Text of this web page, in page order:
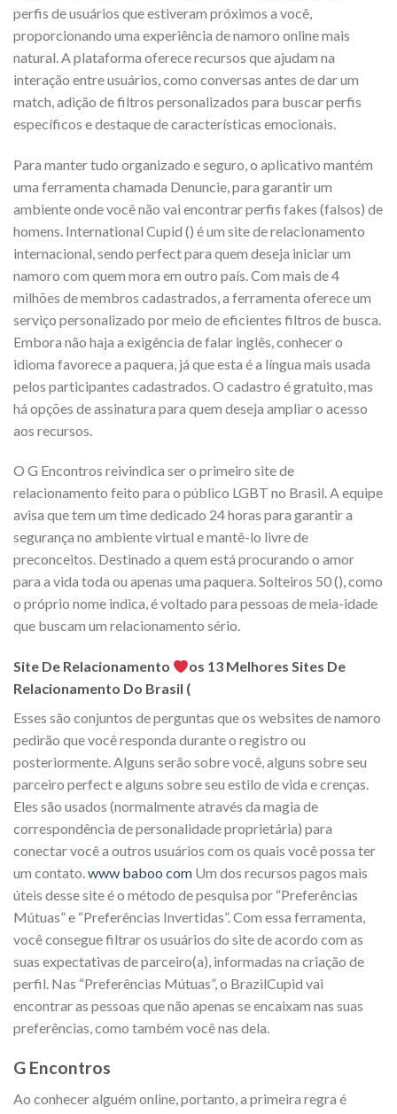
perfis de usuários que estiveram próximos a você,
proporcionando uma experiência de namoro online mais
natural. A plataforma oferece recursos que ajudam na
interação entre usuários, como conversas antes de dar um
match, adição de filtros personalizados para buscar perfis
específicos e destaque de características emocionais.
Para manter tudo organizado e seguro, o aplicativo mantém
uma ferramenta chamada Denuncie, para garantir um
ambiente onde você não vai encontrar perfis fakes (falsos) de
homens. International Cupid () é um site de relacionamento
internacional, sendo perfect para quem deseja iniciar um
namoro com quem mora em outro país. Com mais de 4
milhões de membros cadastrados, a ferramenta oferece um
serviço personalizado por meio de eficientes filtros de busca.
Embora não haja a exigência de falar inglês, conhecer o
idioma favorece a paquera, já que esta é a língua mais usada
pelos participantes cadastrados. O cadastro é gratuito, mas
há opções de assinatura para quem deseja ampliar o acesso
aos recursos.
O G Encontros reivindica ser o primeiro site de
relacionamento feito para o público LGBT no Brasil. A equipe
avisa que tem um time dedicado 24 horas para garantir a
segurança no ambiente virtual e mantê-lo livre de
preconceitos. Destinado a quem está procurando o amor
para a vida toda ou apenas uma paquera. Solteiros 50 (), como
o próprio nome indica, é voltado para pessoas de meia-idade
que buscam um relacionamento sério.
Site De Relacionamento
os 13 Melhores Sites De
Relacionamento Do Brasil (
Esses são conjuntos de perguntas que os websites de namoro
pedirão que você responda durante o registro ou
posteriormente. Alguns serão sobre você, alguns sobre seu
parceiro perfect e alguns sobre seu estilo de vida e crenças.
Eles são usados ​​(normalmente através da magia de
correspondência de personalidade proprietária) para
conectar você a outros usuários com os quais você possa ter
um contato.www baboo com Um dos recursos pagos mais
úteis desse site é o método de pesquisa por “Preferências
Mútuas” e “Preferências Invertidas”. Com essa ferramenta,
você consegue filtrar os usuários do site de acordo com as
suas expectativas de parceiro(a), informadas na criação de
perfil. Nas “Preferências Mútuas”, o BrazilCupid vai
encontrar as pessoas que não apenas se encaixam nas suas
preferências, como também você nas dela.
G Encontros
Ao conhecer alguém online, portanto, a primeira regra é